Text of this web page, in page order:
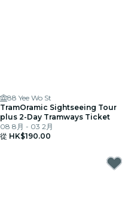
88 Yee Wo St
TramOramic Sightseeing Tour
plus 2-Day Tramways Ticket
08 8月 - 03 2月
從 HK$190.00